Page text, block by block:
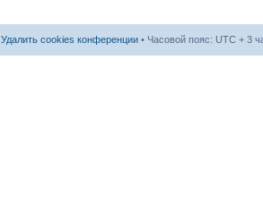
Удалить cookies конференции • Часовой пояс: UTC + 3